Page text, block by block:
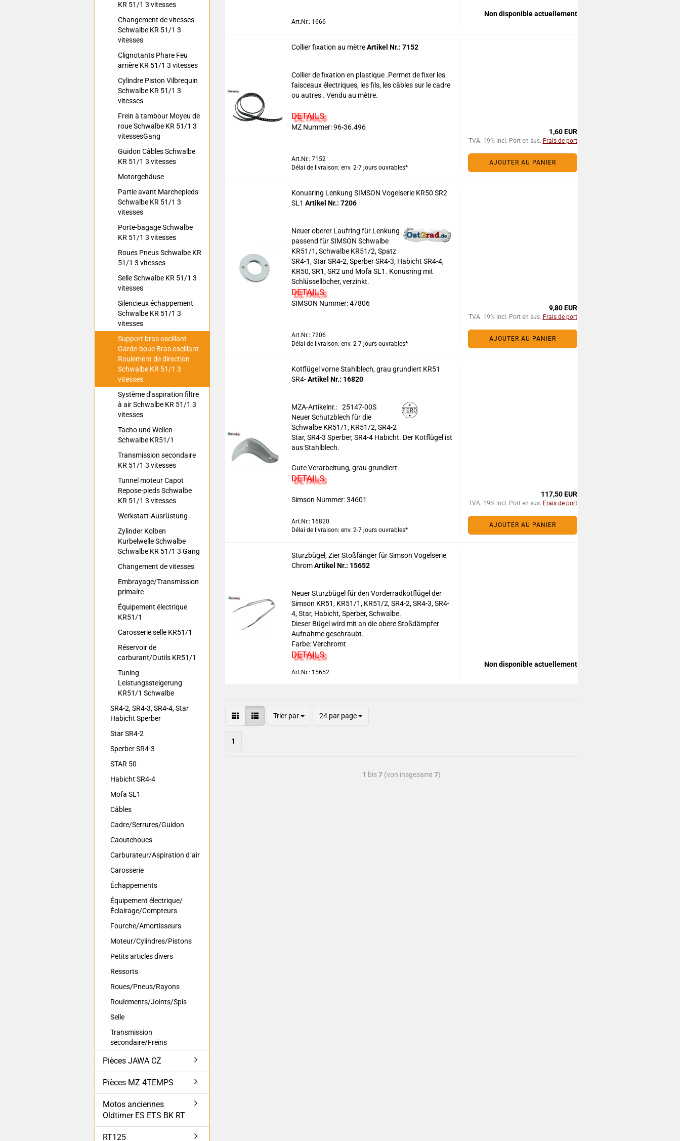
Art.Nr.: 1666
Non disponible actuellement
Collier fixation au mètreArtikel Nr.: 7152
Collier de fixation en plastique .Permet de fixer les
faisceaux électriques, les fils, les câbles sur le cadre
ou autres . Vendu au mètre.
DETAILS
MZ Nummer: 96-36.496
Art.Nr.: 7152
Délai de livraison: env. 2-7 jours ouvrables*
1,60 EUR
TVA. 19% incl. Port en sus. Frais de port
AJOUTER AU PANIER
Konusring Lenkung SIMSON Vogelserie KR50 SR2
SL1 Artikel Nr.: 7206
Neuer oberer Laufring für Lenkung
passend für SIMSON Schwalbe
KR51/1, Schwalbe KR51/2, Spatz
SR4-1, Star SR4-2, Sperber SR4-3, Habicht SR4-4,
KR50, SR1, SR2 und Mofa SL1. Konusring mit
Schlüssellöcher, verzinkt.
DETAILS
SIMSON Nummer: 47806
Art.Nr.: 7206
Délai de livraison: env. 2-7 jours ouvrables*
9,80 EUR
TVA. 19% incl. Port en sus. Frais de port
AJOUTER AU PANIER
Kotflügel vorne Stahlblech, grau grundiert KR51
SR4-Artikel Nr.: 16820
MZA-Artikelnr.: 25147-00S
Neuer Schutzblech für die
Schwalbe KR51/1, KR51/2, SR4-2
Star, SR4-3 Sperber, SR4-4 Habicht. Der Kotflügel ist
aus Stahlblech.
Gute Verarbeitung, grau grundiert.
DETAILS
Simson Nummer:34601
Art.Nr.: 16820
Délai de livraison: env. 2-7 jours ouvrables*
117,50 EUR
TVA. 19% incl. Port en sus. Frais de port
AJOUTER AU PANIER
Sturzbügel, Zier Stoßfänger für Simson Vogelserie
ChromArtikel Nr.: 15652
Neuer Sturzbügel für den Vorderradkotflügel der
Simson KR51, KR51/1, KR51/2, SR4-2, SR4-3, SR4-
4, Star, Habicht, Sperber, Schwalbe.
Dieser Bügel wird mit an die obere Stoßdämpfer
Aufnahme geschraubt.
Farbe: Verchromt
DETAILS
Art.Nr.: 15652
Non disponible actuellement
Trier par 24 par page
1
1 bis7(von insgesamt 7)
KR 51/1 3 vitesses
Changement de vitesses
Schwalbe KR 51/1 3
vitesses
Clignotants Phare Feu
arrière KR 51/1 3 vitesses
Cylindre Piston Vilbrequin
Schwalbe KR 51/1 3
vitesses
Frein à tambour Moyeu de
roue Schwalbe KR 51/1 3
vitessesGang
Guidon Câbles Schwalbe
KR 51/1 3 vitesses
Motorgehäuse
Partie avant Marchepieds
Schwalbe KR 51/1 3
vitesses
Porte-bagage Schwalbe
KR 51/1 3 vitesses
Roues Pneus Schwalbe KR
51/1 3 vitesses
Selle Schwalbe KR 51/1 3
vitesses
Silencieux échappement
Schwalbe KR 51/1 3
vitesses
Support bras oscillant
Garde-boue Bras oscillant
Roulement de direction
Schwalbe KR 51/1 3
vitesses
Système d'aspiration filtre
à air Schwalbe KR 51/1 3
vitesses
Tacho und Wellen -
Schwalbe KR51/1
Transmission secondaire
KR 51/1 3 vitesses
Tunnel moteur Capot
Repose-pieds Schwalbe
KR 51/1 3 vitesses
Werkstatt-Ausrüstung
Zylinder Kolben
Kurbelwelle Schwalbe
Schwalbe KR 51/1 3 Gang
Changement de vitesses
Embrayage/Transmission
primaire
Équipement électrique
KR51/1
Carosserie selle KR51/1
Réservoir de
carburant/Outils KR51/1
Tuning
Leistungssteigerung
KR51/1 Schwalbe
SR4-2, SR4-3, SR4-4, Star
Habicht Sperber
Star SR4-2
Sperber SR4-3
STAR 50
Habicht SR4-4
Mofa SL1
Câbles
Cadre/Serrures/Guidon
Caoutchoucs
Carburateur/Aspiration d´air
Carosserie
Échappements
Équipement électrique/
Éclairage/Compteurs
Fourche/Amortisseurs
Moteur/Cylindres/Pistons
Petits articles divers
Ressorts
Roues/Pneus/Rayons
Roulements/Joints/Spis
Selle
Transmission
secondaire/Freins
Pièces JAWA CZ
Pièces MZ 4TEMPS
Motos anciennes
Oldtimer ES ETS BK RT
RT125